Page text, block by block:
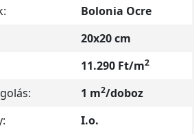
Bolonia Ocre
20x20 cm
11.290 Ft/m2
1 m2/doboz
I.o.